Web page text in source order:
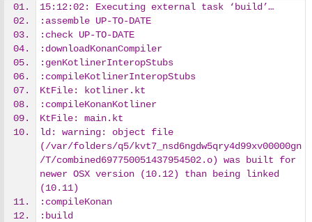
15:12:02: Executing external task ‘build’…
:assemble UP-TO-DATE
:check UP-TO-DATE
:downloadKonanCompiler
:genKotlinerInteropStubs
:compileKotlinerInteropStubs
KtFile: kotliner.kt
:compileKonanKotliner
KtFile: main.kt
ld: warning: object file
(/var/folders/q5/kvt7_nsd6ngdw5qry4d99xv00000gn
/T/combined697750051437954502.o) was built for
newer OSX version (10.12) than being linked
(10.11)
:compileKonan
:build